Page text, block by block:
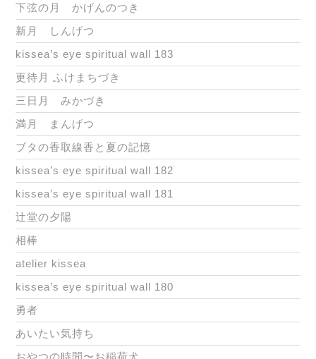
下弦の月 かげんのつき
新月 しんげつ
kissea’s eye spiritual wall 183
更待月 ふけまちづき
三日月 みかづき
満月 まんげつ
ブタの香取線香と夏の記憶
kissea’s eye spiritual wall 182
kissea’s eye spiritual wall 181
辻堂の夕陽
相棒
atelier kissea
kissea’s eye spiritual wall 180
勇者
あいたい気持ち
おやつの時間〜お稲荷犬